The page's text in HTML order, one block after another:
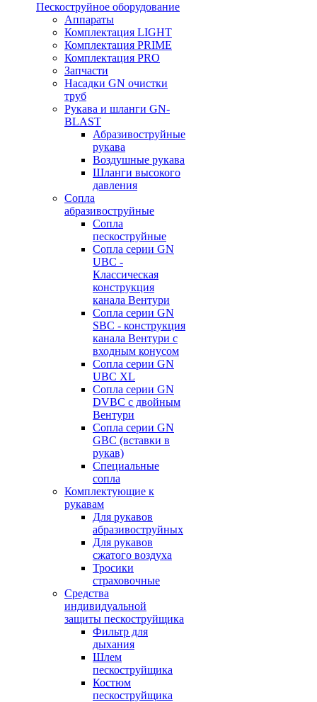
Пескоструйное оборудование
Аппараты
Комплектация LIGHT
Комплектация PRIME
Комплектация PRO
Запчасти
Насадки GN очистки
труб
Рукава и шланги GN-
BLAST
Абразивоструйные
рукава
Воздушные рукава
Шланги высокого
давления
Сопла
абразивоструйные
Сопла
пескоструйные
Сопла серии GN
UBC -
Классическая
конструкция
канала Вентури
Сопла серии GN
SBC - конструкция
канала Вентури c
входным конусом
Сопла серии GN
UBC XL
Сопла серии GN
DVBC с двойным
Вентури
Сопла серии GN
GBC (вставки в
рукав)
Специальные
сопла
Комплектующие к
рукавам
Для рукавов
абразивоструйных
Для рукавов
сжатого воздуха
Тросики
страховочные
Средства
индивидуальной
защиты пескоструйщика
Фильтр для
дыхания
Шлем
пескоструйщика
Костюм
пескоструйщика